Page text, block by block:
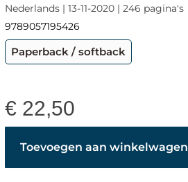
Nederlands | 13-11-2020 | 246 pagina's
9789057195426
Paperback / softback
€ 22,50
Toevoegen aan winkelwagen